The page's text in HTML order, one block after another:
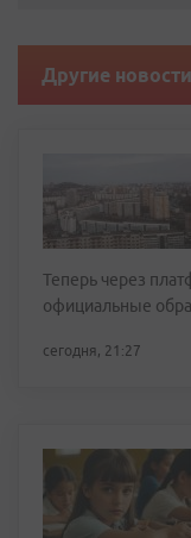
Другие новости
Теперь через
официальные
сегодня, 21:27